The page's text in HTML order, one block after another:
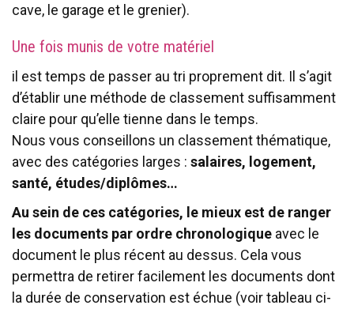
cave, le garage et le grenier).
Une fois munis de votre matériel
il est temps de passer au tri proprement dit. Il s’agit
d’établir une méthode de classement suffisamment
claire pour qu’elle tienne dans le temps.
Nous vous conseillons un classement thématique,
avec des catégories larges : salaires, logement,
santé, études/diplômes…
Au sein de ces catégories, le mieux est de ranger
les documents par ordre chronologique avec le
document le plus récent au dessus. Cela vous
permettra de retirer facilement les documents dont
la durée de conservation est échue (voir tableau ci-